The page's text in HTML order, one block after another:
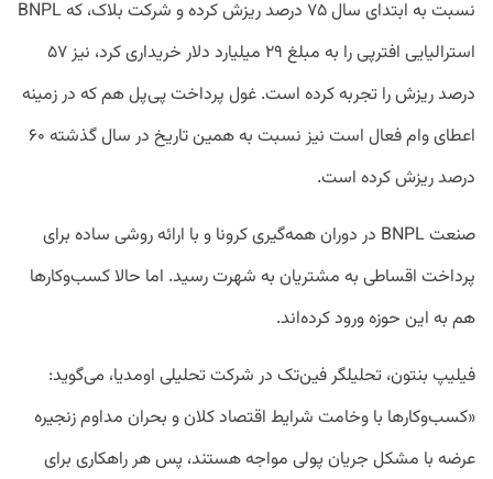
نسبت به ابتدای سال ۷۵ درصد ریزش کرده و شرکت بلاک، که BNPL
استرالیایی افترپی را به مبلغ ۲۹ میلیارد دلار خریداری کرد، نیز ۵۷
درصد ریزش را تجربه کرده است. غول پرداخت پی‌پل هم که در زمینه
اعطای وام فعال است نیز نسبت به همین تاریخ در سال گذشته ۶۰
درصد ریزش کرده است.
صنعت BNPL در دوران همه‌گیری کرونا و با ارائه روشی ساده برای
پرداخت اقساطی به مشتریان به شهرت رسید. اما حالا کسب‌وکارها
هم به این حوزه ورود کرده‌اند.
فیلیپ بنتون، تحلیلگر فین‌تک در شرکت تحلیلی اومدیا، می‌گوید:
«کسب‌وکارها با وخامت شرایط اقتصاد کلان و بحران مداوم زنجیره
عرضه با مشکل جریان پولی مواجه هستند، پس هر راهکاری برای